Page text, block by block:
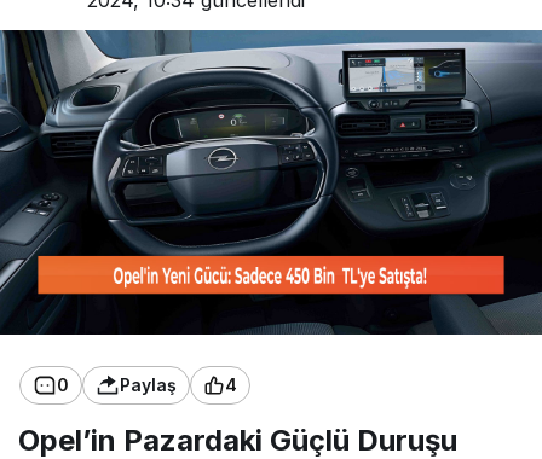
0 Paylaş 4
Opel’in Pazardaki Güçlü Duruşu